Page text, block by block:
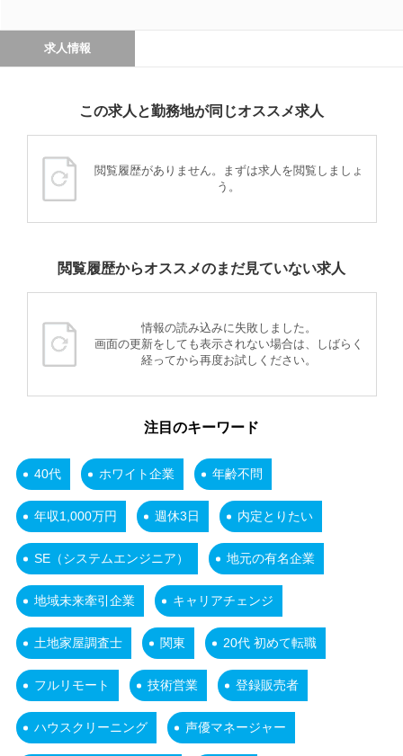
求人情報
この求人と勤務地が同じオススメ求人
閲覧履歴がありません。まずは求人を閲覧しましょ
う。
閲覧履歴からオススメのまだ見ていない求人
情報の読み込みに失敗しました。
画面の更新をしても表示されない場合は、しばらく
経ってから再度お試しください。
注目のキーワード
40代 ホワイト企業 年齢不問
年収1,000万円 週休3日 内定とりたい
SE（システムエンジニア） 地元の有名企業
地域未来牽引企業 キャリアチェンジ
土地家屋調査士 関東 20代 初めて転職
フルリモート 技術営業 登録販売者
ハウスクリーニング 声優マネージャー